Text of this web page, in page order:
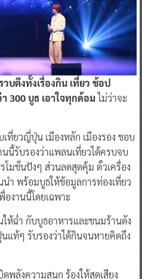
บตึงทั้งเรื่องกิน เที่ยว ช้อป
300 บูธ เอาใจทุกด้อมไม่ว่าจะ
ที่ยวญี่ปุ่น เมืองหลัก เมืองรอง ชอบ
นี้รับรองว่าแพลนเที่ยวได้ครบจบ
โมชั่นปังๆ ส่วนลดสุดคุ้ม ตั๋วเครื่อง
ำ พร้อมบูธให้ข้อมูลการท่องเที่ยว
งานนี้โดยเฉพาะ
ห้ฉ่ำ กับบูธอาหารและขนมร้านดัง
แท้ๆ รับรองว่าได้กินจนหายคิดถึง
ดพลังความสนุก ร้องให้สุดเสียง